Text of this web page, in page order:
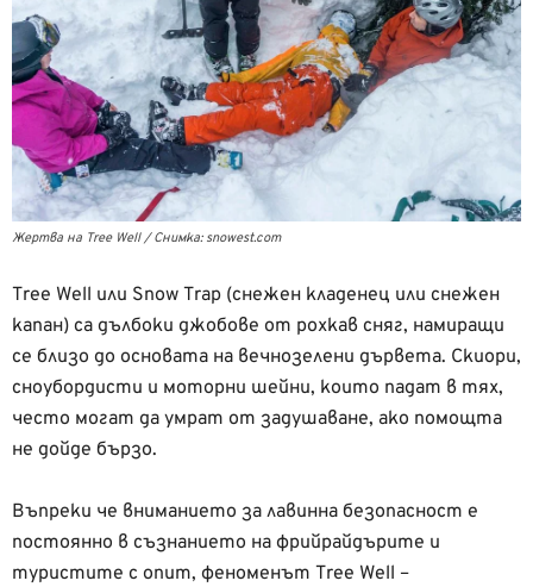
Жертва на Tree Well / Снимка: snowest.com
Tree Well или Snow Trap (снежен кладенец или снежен
капан) са дълбоки джобове от рохкав сняг, намиращи
се близо до основата на вечнозелени дървета. Скиори,
сноубордисти и моторни шейни, които падат в тях,
често могат да умрат от задушаване, ако помощта
не дойде бързо.
Въпреки че вниманието за лавинна безопасност е
постоянно в съзнанието на фрийрайдърите и
туристите с опит, феноменът Tree Well –